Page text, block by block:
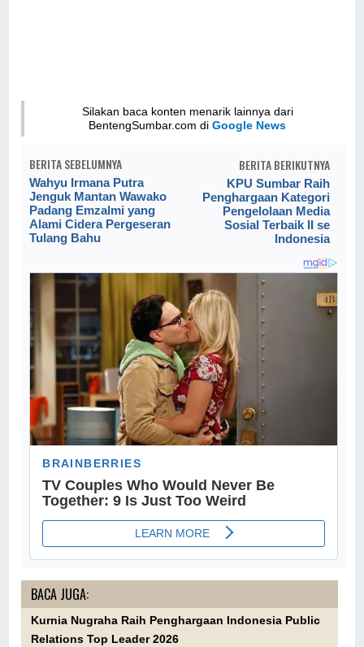
Silakan baca konten menarik lainnya dari
BentengSumbar.com diGoogle News
BERITA SEBELUMNYA
Wahyu Irmana Putra
Jenguk Mantan Wawako
Padang Emzalmi yang
Alami Cidera Pergeseran
Tulang Bahu
BERITA BERIKUTNYA
KPU Sumbar Raih
Penghargaan Kategori
Pengelolaan Media
Sosial Terbaik II se
Indonesia
BACA JUGA:
Kurnia Nugraha Raih Penghargaan Indonesia Public
Relations Top Leader 2026